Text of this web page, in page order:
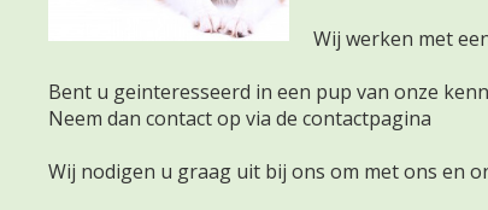
Wij werken met
Bent u geinteresseerd in een pup van onze
Neem dan contact op via de contactpagina
Wij nodigen u graag uit bij ons om met ons en